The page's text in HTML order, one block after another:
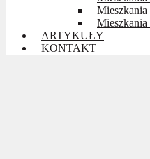
ARTYKUŁY
KONTAKT